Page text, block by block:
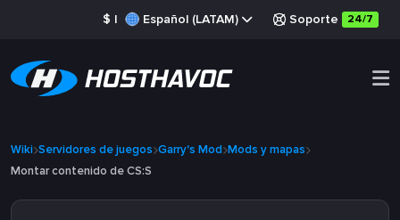
$ | Español (LATAM) Soporte 24/7
Wiki Servidores de juegos Garry's Mod Mods y mapas
Montar contenido de CS:S